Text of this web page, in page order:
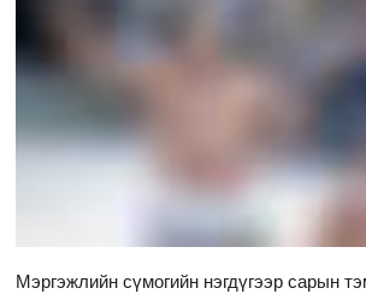
Мэргэжлийн сүмогийн нэгдүгээр сарын